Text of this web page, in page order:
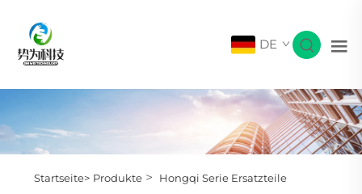
DE
Startseite> Produkte> Hongqi Serie Ersatzteile